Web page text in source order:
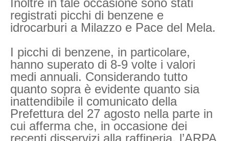
Inoltre in tale occasione sono stati
registrati picchi di benzene e
idrocarburi a Milazzo e Pace del Mela.
I picchi di benzene, in particolare,
hanno superato di 8-9 volte i valori
medi annuali. Considerando tutto
quanto sopra è evidente quanto sia
inattendibile il comunicato della
Prefettura del 27 agosto nella parte in
cui afferma che, in occasione dei